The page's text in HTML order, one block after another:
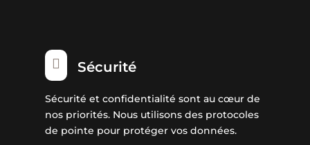
 Sécurité
Sécurité et confidentialité sont au cœur de
nos priorités. Nous utilisons des protocoles
de pointe pour protéger vos données.